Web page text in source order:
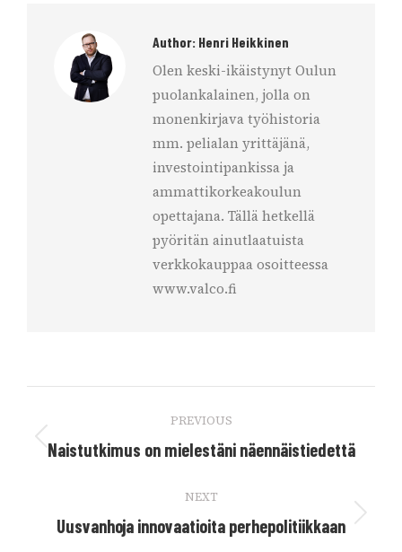
Author: Henri Heikkinen
Olen keski-ikäistynyt Oulun
puolankalainen, jolla on
monenkirjava työhistoria
mm. pelialan yrittäjänä,
investointipankissa ja
ammattikorkeakoulun
opettajana. Tällä hetkellä
pyöritän ainutlaatuista
verkkokauppaa osoitteessa
www.valco.fi
navigation
PREVIOUS
Previous
Naistutkimus on mielestäni näennäistiedettä
NEXT
Next
Uusvanhoja innovaatioita perhepolitiikkaan